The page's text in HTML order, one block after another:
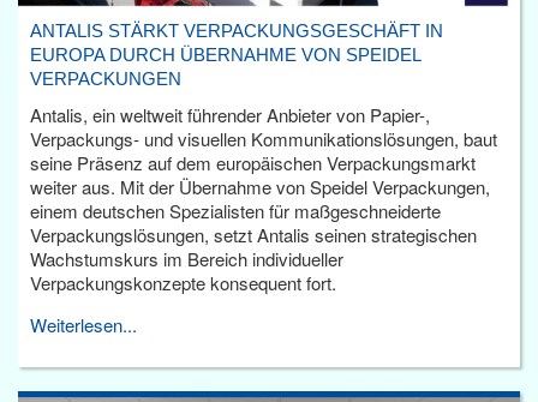
ANTALIS STÄRKT VERPACKUNGSGESCHÄFT IN
EUROPA DURCH ÜBERNAHME VON SPEIDEL
VERPACKUNGEN
Antalis, ein weltweit führender Anbieter von Papier-,
Verpackungs- und visuellen Kommunikationslösungen, baut
seine Präsenz auf dem europäischen Verpackungsmarkt
weiter aus. Mit der Übernahme von Speidel Verpackungen,
einem deutschen Spezialisten für maßgeschneiderte
Verpackungslösungen, setzt Antalis seinen strategischen
Wachstumskurs im Bereich individueller
Verpackungskonzepte konsequent fort.
Weiterlesen...